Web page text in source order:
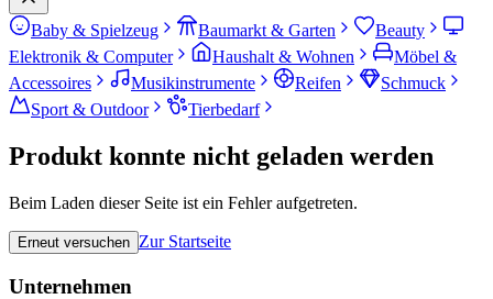
Baby & Spielzeug Baumarkt & Garten
Beauty
Elektronik & Computer
Haushalt & Wohnen
Möbel &
Accessoires
Musikinstrumente Reifen
Schmuck
Sport & Outdoor
Tierbedarf
Produkt konnte nicht geladen werden
Beim Laden dieser Seite ist ein Fehler aufgetreten.
Erneut versuchen Zur Startseite
Unternehmen